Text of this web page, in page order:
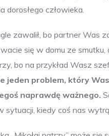
dorosłego człowieka.
zawalił, bo partner Was
się w domu ze
bo na przykład Wasz
jeden problem, który
naprawdę ważnego.
sytuacji, kiedy coś nas